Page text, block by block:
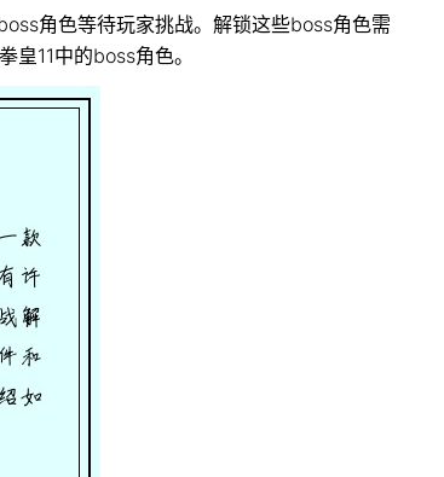
角色等待玩家挑战。解锁这些boss角色需
11中的boss角色。